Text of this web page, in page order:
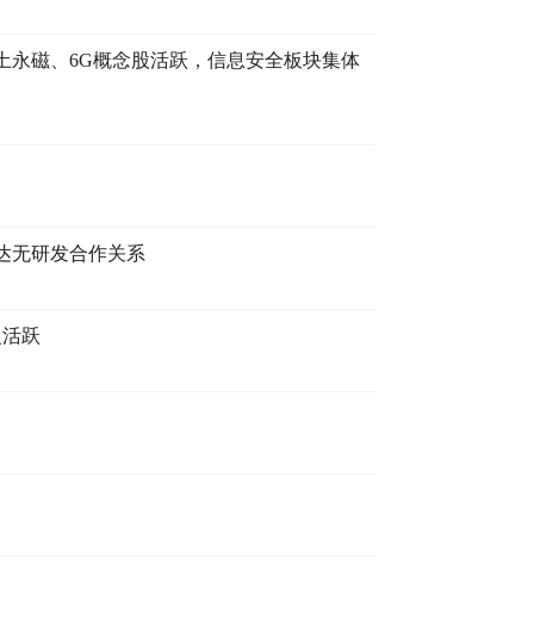
永磁、6G概念股活跃，信息安全板块集体
无研发合作关系
跃